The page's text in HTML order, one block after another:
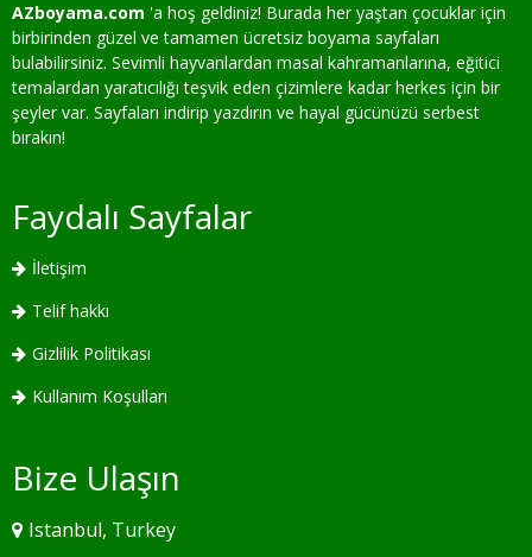
AZboyama.com 'a hoş geldiniz! Burada her yaştan çocuklar için
birbirinden güzel ve tamamen ücretsiz boyama sayfaları
bulabilirsiniz. Sevimli hayvanlardan masal kahramanlarına, eğitici
temalardan yaratıcılığı teşvik eden çizimlere kadar herkes için bir
şeyler var. Sayfaları indirip yazdırın ve hayal gücünüzü serbest
bırakın!
Faydalı Sayfalar
İletişim
Telif hakkı
Gizlilik Politikası
Kullanım Koşulları
Bize Ulaşın
Istanbul, Turkey